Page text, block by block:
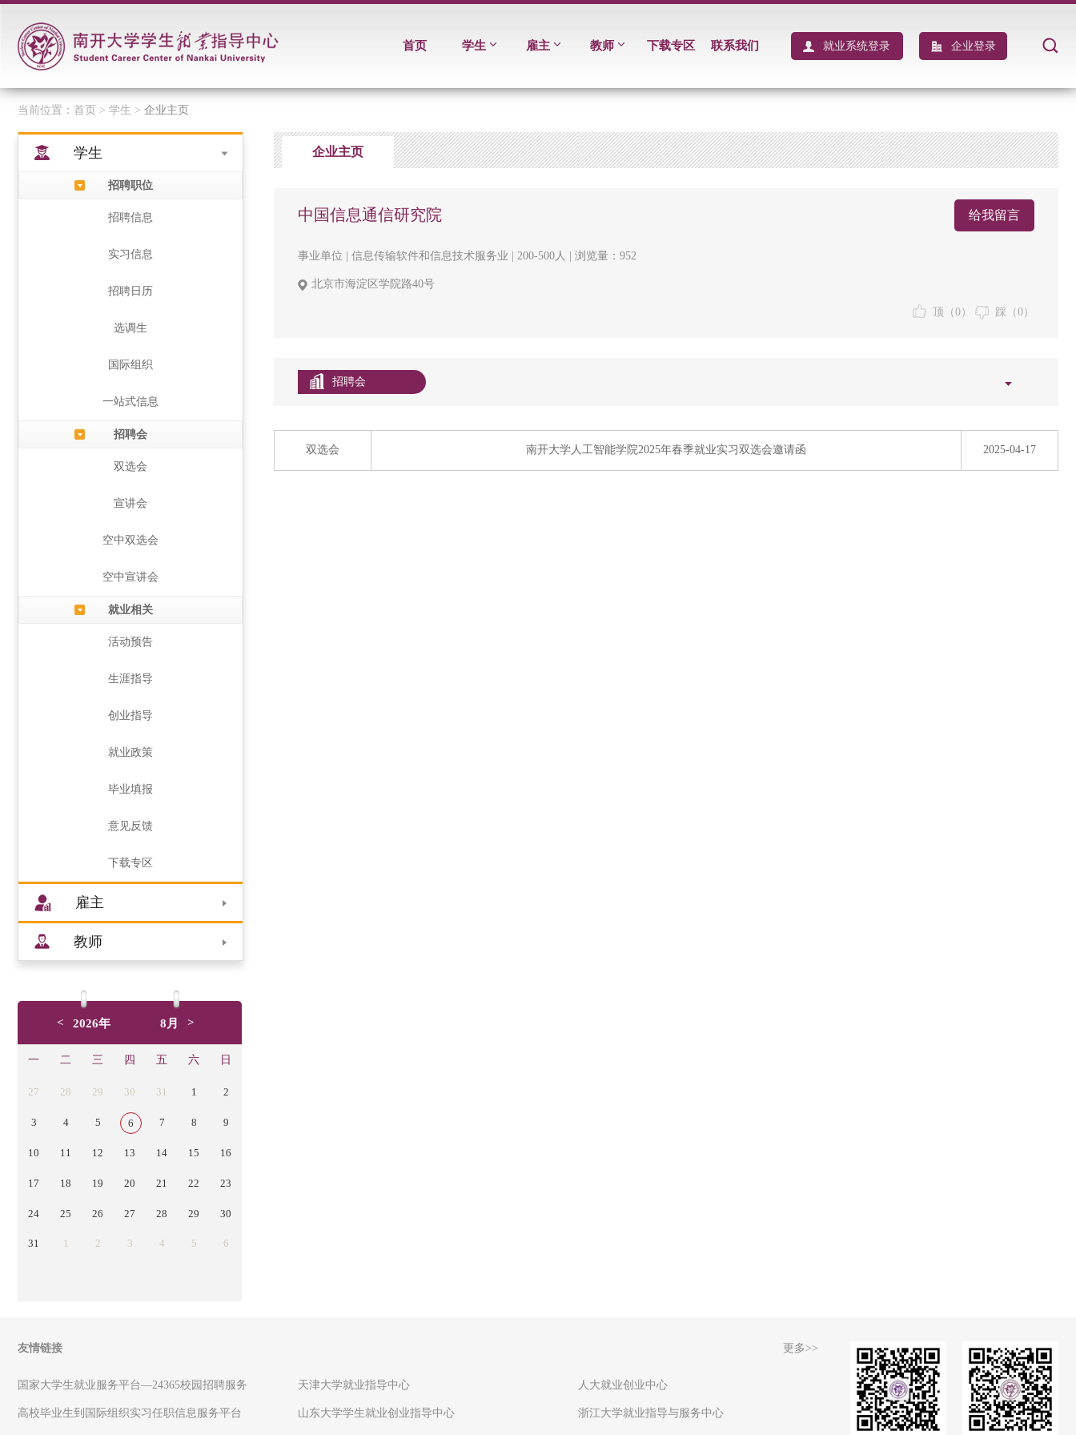
首页 学生 雇主 教师 下载专区 联系我们 就业系统登录 企业登录
当前位置： 首页 > 学生 > 企业主页
学生
招聘职位
招聘信息
实习信息
招聘日历
选调生
国际组织
一站式信息
招聘会
双选会
宣讲会
空中双选会
空中宣讲会
就业相关
活动预告
生涯指导
创业指导
就业政策
毕业填报
意见反馈
下载专区
雇主
教师
< 2026年 8月 >
一 二 三 四 五 六 日
27 28 29 30 31 1 2
3 4 5 6 7 8 9
10 11 12 13 14 15 16
17 18 19 20 21 22 23
24 25 26 27 28 29 30
31 1 2 3 4 5 6
企业主页
中国信息通信研究院 给我留言
事业单位 | 信息传输软件和信息技术服务业 | 200-500人 | 浏览量：952
北京市海淀区学院路40号
顶（0） 踩（0）
招聘会
双选会 南开大学人工智能学院2025年春季就业实习双选会邀请函 2025-04-17
友情链接
国家大学生就业服务平台—24365校园招聘服务
高校毕业生到国际组织实习任职信息服务平台
天津大学就业指导中心
山东大学学生就业创业指导中心
更多>>
人大就业创业中心
浙江大学就业指导与服务中心